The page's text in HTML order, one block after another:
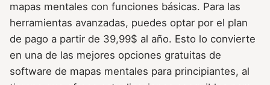
mapas mentales con funciones básicas. Para las
herramientas avanzadas, puedes optar por el plan
de pago a partir de 39,99$ al año. Esto lo convierte
en una de las mejores opciones gratuitas de
software de mapas mentales para principiantes, al